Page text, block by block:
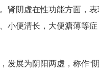
肾阴虚在性功能方面，
小便清长，大便溏薄等症
发展为阴阳两虚，称作“